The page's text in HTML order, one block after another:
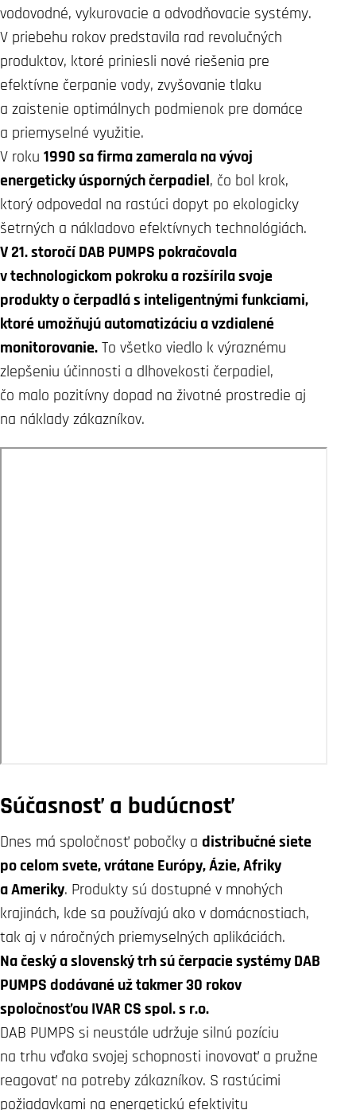
vodovodné, vykurovacie a odvodňovacie systémy.
V priebehu rokov predstavila rad revolučných
produktov, ktoré priniesli nové riešenia pre
efektívne čerpanie vody, zvyšovanie tlaku
a zaistenie optimálnych podmienok pre domáce
a priemyselné využitie.
V roku 1990 sa firma zamerala na vývoj
energeticky úsporných čerpadiel, čo bol krok,
ktorý odpovedal na rastúci dopyt po ekologicky
šetrných a nákladovo efektívnych technológiách.
V 21. storočí DAB PUMPS pokračovala
v technologickom pokroku a rozšírila svoje
produkty o čerpadlá s inteligentnými funkciami,
ktoré umožňujú automatizáciu a vzdialené
monitorovanie. To všetko viedlo k výraznému
zlepšeniu účinnosti a dlhovekosti čerpadiel,
čo malo pozitívny dopad na životné prostredie aj
na náklady zákazníkov.
Súčasnosť a budúcnosť
Dnes má spoločnosť pobočky a distribučné siete
po celom svete, vrátane Európy, Ázie, Afriky
a Ameriky. Produkty sú dostupné v mnohých
krajinách, kde sa používajú ako v domácnostiach,
tak aj v náročných priemyselných aplikáciách.
Na český a slovenský trh sú čerpacie systémy DAB
PUMPS dodávané už takmer 30 rokov
spoločnosťou IVAR CS spol. s r.o.
DAB PUMPS si neustále udržuje silnú pozíciu
na trhu vďaka svojej schopnosti inovovať a pružne
reagovať na potreby zákazníkov. S rastúcimi
požiadavkami na energetickú efektivitu